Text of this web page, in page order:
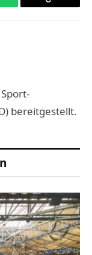
Copy
bereitgestellt.